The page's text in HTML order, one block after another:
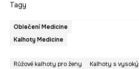
Tagy
Oblečení Medicine
Kalhoty Medicine
Růžové kalhoty pro ženy
Kalhoty s